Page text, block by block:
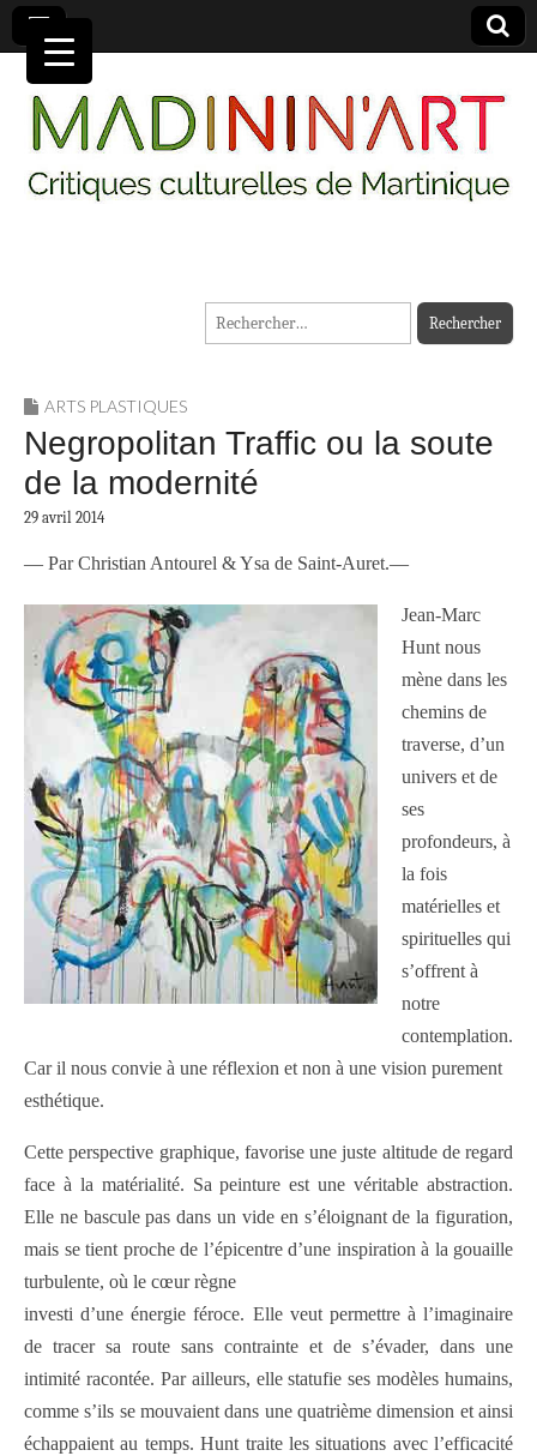
MADININ'ART
Rechercher :
ARTS PLASTIQUES
Negropolitan Traffic ou la soute
de la modernité
29 avril 2014
— Par Christian Antourel & Ysa de Saint-Auret.—
Jean-Marc
Hunt nous
mène dans les
chemins de
traverse, d’un
univers et de
ses
profondeurs, à
la fois
matérielles et
spirituelles qui
s’offrent à
notre
contemplation.
Car il nous convie à une réflexion et non à une vision purement
esthétique.
Cette perspective graphique, favorise une juste altitude de regard
face à la matérialité. Sa peinture est une véritable abstraction.
Elle ne bascule pas dans un vide en s’éloignant de la figuration,
mais se tient proche de l’épicentre d’une inspiration à la gouaille
turbulente, où le cœur règne
investi d’une énergie féroce. Elle veut permettre à l’imaginaire
de tracer sa route sans contrainte et de s’évader, dans une
intimité racontée. Par ailleurs, elle statufie ses modèles humains,
comme s’ils se mouvaient dans une quatrième dimension et ainsi
échappaient au temps. Hunt traite les situations avec l’efficacité